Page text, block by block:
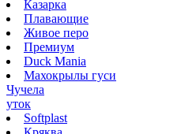
Казарка
Плавающие
Живое перо
Премиум
Duck Mania
Махокрылы гуси
Чучела
уток
Softplast